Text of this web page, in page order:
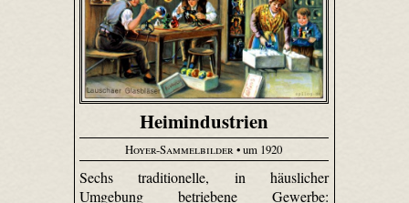
Heimindustrien
Hoyer-Sammelbilder• um 1920
Sechs traditionelle, in häuslicher
Umgebung betriebene Gewerbe: